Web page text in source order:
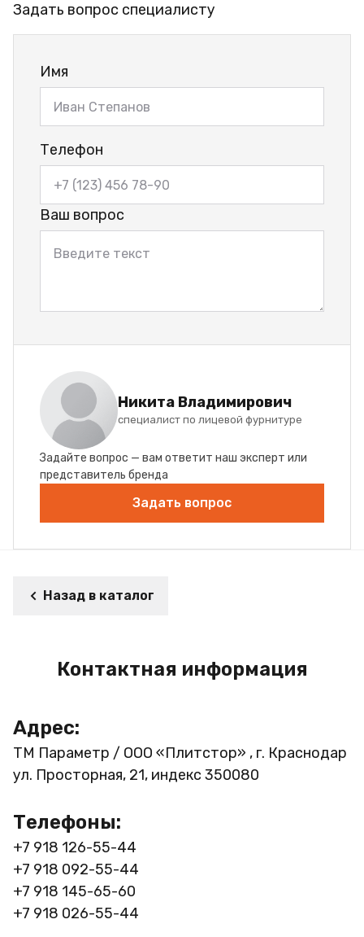
Задать вопрос специалисту
Имя
Телефон
Ваш вопрос
Никита Владимирович
специалист по лицевой фурнитуре
Задайте вопрос — вам ответит наш эксперт или
представитель бренда
Задать вопрос
Назад в каталог
Контактная информация
Адрес:
ТМ Параметр / ООО «Плитстор» , г. Краснодар
ул. Просторная, 21, индекс 350080
Телефоны:
+7 918 126-55-44
+7 918 092-55-44
+7 918 145-65-60
+7 918 026-55-44